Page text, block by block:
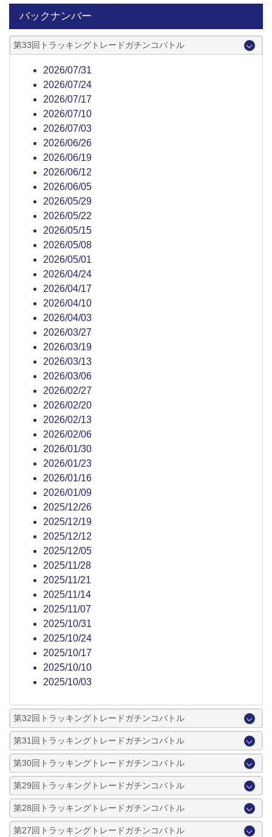
バックナンバー
第33回トラッキングトレードガチンコバトル
2026/07/31
2026/07/24
2026/07/17
2026/07/10
2026/07/03
2026/06/26
2026/06/19
2026/06/12
2026/06/05
2026/05/29
2026/05/22
2026/05/15
2026/05/08
2026/05/01
2026/04/24
2026/04/17
2026/04/10
2026/04/03
2026/03/27
2026/03/19
2026/03/13
2026/03/06
2026/02/27
2026/02/20
2026/02/13
2026/02/06
2026/01/30
2026/01/23
2026/01/16
2026/01/09
2025/12/26
2025/12/19
2025/12/12
2025/12/05
2025/11/28
2025/11/21
2025/11/14
2025/11/07
2025/10/31
2025/10/24
2025/10/17
2025/10/10
2025/10/03
第32回トラッキングトレードガチンコバトル
第31回トラッキングトレードガチンコバトル
第30回トラッキングトレードガチンコバトル
第29回トラッキングトレードガチンコバトル
第28回トラッキングトレードガチンコバトル
第27回トラッキングトレードガチンコバトル